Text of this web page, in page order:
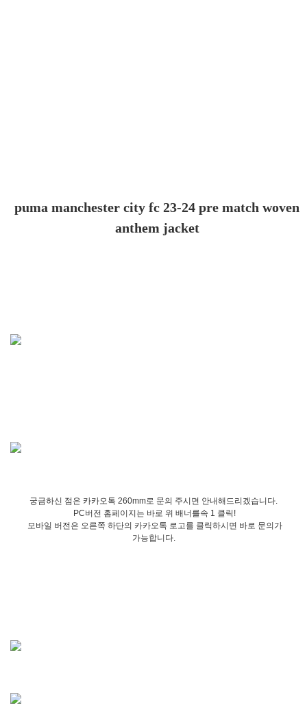
puma manchester city fc 23-24 pre match woven
anthem jacket
궁금하신 점은 카카오톡 260mm로 문의 주시면 안내해드리겠습니다.
PC버전 홈페이지는 바로 위 배너를속 1 클릭!
모바일 버전은 오른쪽 하단의 카카오톡 로고를 클릭하시면 바로 문의가
가능합니다.